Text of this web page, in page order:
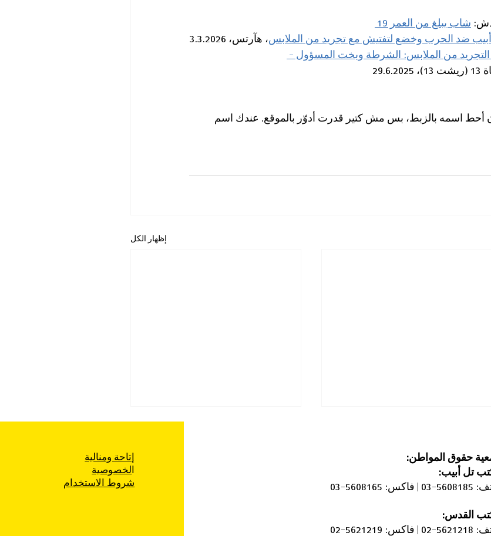
ضد الحرب وخضع لتفتيش مع تجريد من الملابس، هآرتس، 3.3.2026
التجريد من الملابس: الشرطة وبخت المسؤول -
أحط اسمه بالزبط، بس مش كتير قدرت أدوّر بالموقع. عندك اسم
إظهار الكل
رفض تحويل الأمر المؤقت الذي
إتاحة ومنالية
لخصوصية
شروط الاستخدام
حقوق المواطن:
تل أبيب:
03 |
فاكس: 5608165-03
القدس:
02 |
فاكس: 5621219-02